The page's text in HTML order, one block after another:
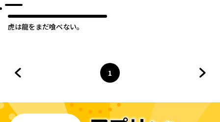
虎は龍をまだ喰べない。
ページ
1
へ